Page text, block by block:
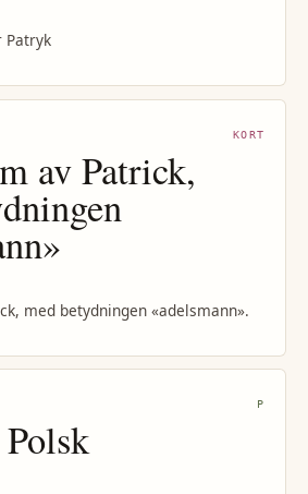
Patryk
KORT
av Patrick,
med betydningen «adelsmann».
P